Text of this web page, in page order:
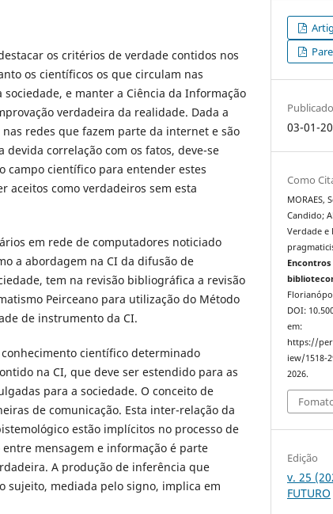
os critérios de verdade contidos nos
os científicos os que circulam nas
sociedade, e manter a Ciência da Informação
verdadeira da realidade. Dada a
redes que fazem parte da internet e são
devida correlação com os fatos, deve-se
campo científico para entender estes
aceitos como verdadeiros sem esta
em rede de computadores noticiado
a abordagem na CI da difusão de
tem na revisão bibliográfica a revisão
Peirceano para utilização do Método
de instrumento da CI.
científico determinado
na CI, que deve ser estendido para as
para a sociedade. O conceito de
de comunicação. Esta inter-relação da
estão implícitos no processo de
mensagem e informação é parte
A produção de inferência que
sujeito, mediada pelo signo, implica em
Publicado
03-01-
Como
MORAES,
Candido;
Verdade e
DOI:
em:
https://
iew/1518-
2026.
Edição
v. 25
FUTURO